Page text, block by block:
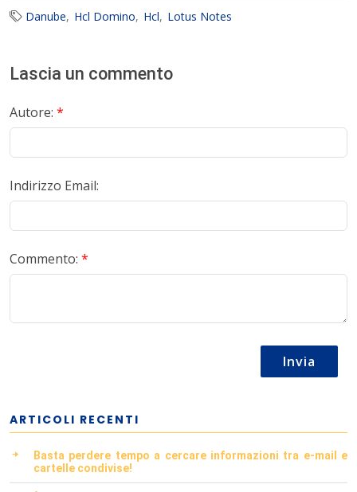
Danube Hcl Domino Hcl Lotus Notes
Lascia un commento
Autore: *
Indirizzo Email:
Commento: *
Invia
ARTICOLI RECENTI
Basta perdere tempo a cercare informazioni tra e-mail e
cartelle condivise!